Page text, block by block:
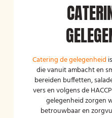
Catering de gelegenheid
die vanuit ambacht en
bereiden buffetten,
vers en volgens de
gelegenheid zorgen
betrouwbaar en